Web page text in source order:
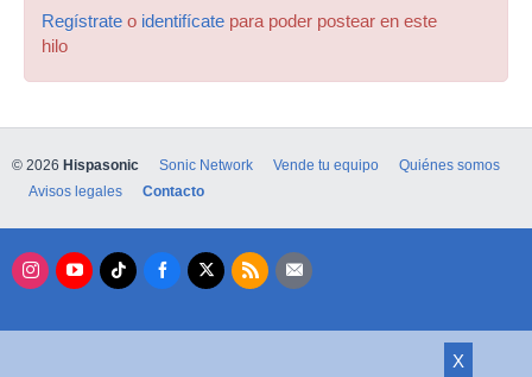
Regístrate o identifícate para poder postear en este
hilo
X
© 2026 Hispasonic Sonic Network Vende tu equipo
Quiénes somos
Avisos legales
Contacto